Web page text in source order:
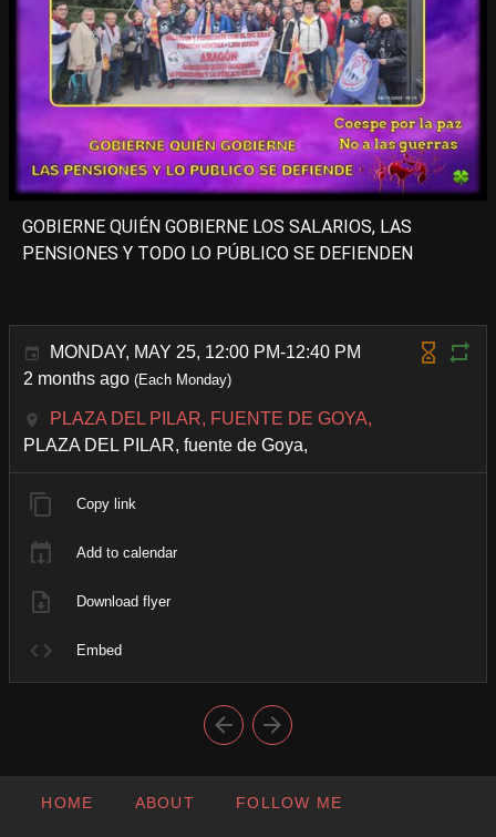
GOBIERNE QUIÉN GOBIERNE LOS SALARIOS, LAS
PENSIONES Y TODO LO PÚBLICO SE DEFIENDEN
MONDAY, MAY 25, 12:00 PM-12:40 PM
2 months ago (Each Monday)
PLAZA DEL PILAR, FUENTE DE GOYA,
PLAZA DEL PILAR, fuente de Goya,
Copy link
Add to calendar
Download flyer
Embed
HOME ABOUT FOLLOW ME